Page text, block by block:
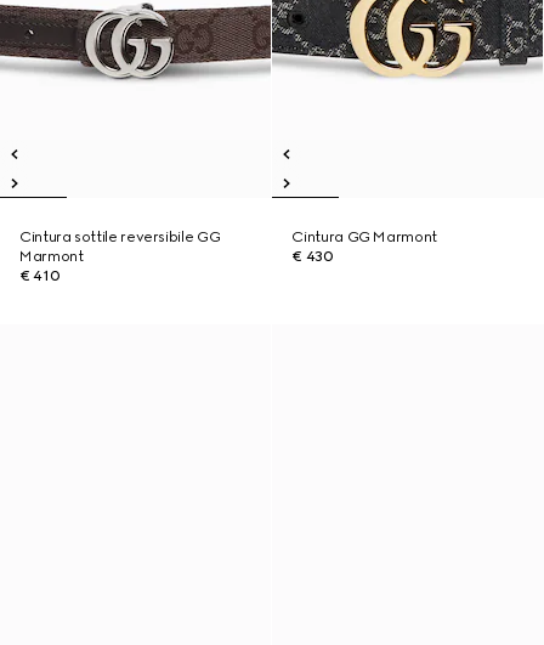
Cintura sottile reversibile GG
Marmont
€ 410
Cintura GG Marmont
€ 430